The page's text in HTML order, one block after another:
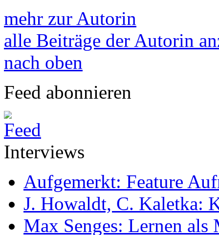
mehr zur Autorin
alle Beiträge der Autorin
nach oben
Feed abonnieren
Interviews
Aufgemerkt: Feature
J. Howaldt, C. Kaletka:
Max Senges: Lernen als